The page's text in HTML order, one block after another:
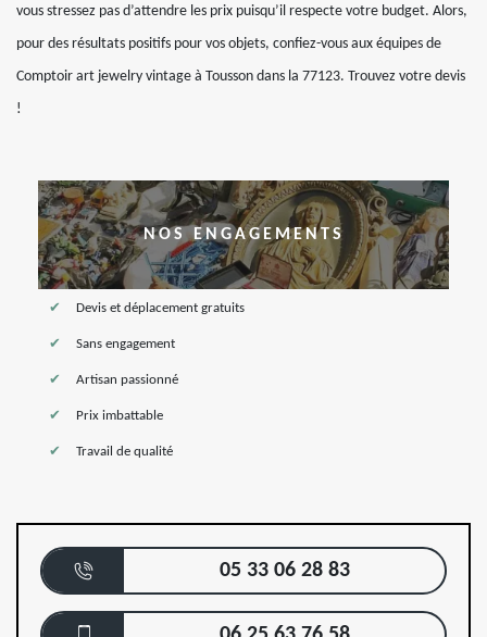
vous stressez pas d’attendre les prix puisqu’il respecte votre budget. Alors,
pour des résultats positifs pour vos objets, confiez-vous aux équipes de
Comptoir art jewelry vintage à Tousson dans la 77123. Trouvez votre devis
!
NOS ENGAGEMENTS
Devis et déplacement gratuits
Sans engagement
Artisan passionné
Prix imbattable
Travail de qualité
05 33 06 28 83